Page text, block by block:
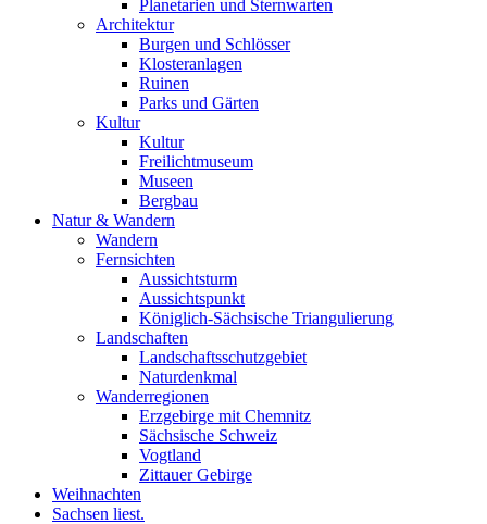
Planetarien und Sternwarten
Architektur
Burgen und Schlösser
Klosteranlagen
Ruinen
Parks und Gärten
Kultur
Kultur
Freilichtmuseum
Museen
Bergbau
Natur & Wandern
Wandern
Fernsichten
Aussichtsturm
Aussichtspunkt
Königlich-Sächsische Triangulierung
Landschaften
Landschaftsschutzgebiet
Naturdenkmal
Wanderregionen
Erzgebirge mit Chemnitz
Sächsische Schweiz
Vogtland
Zittauer Gebirge
Weihnachten
Sachsen liest.